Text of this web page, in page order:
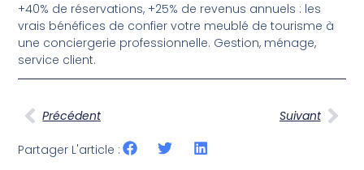
+40% de réservations, +25% de revenus annuels : les
vrais bénéfices de confier votre meublé de tourisme à
une conciergerie professionnelle. Gestion, ménage,
service client.
Précédent Suivant
Partager L'article :